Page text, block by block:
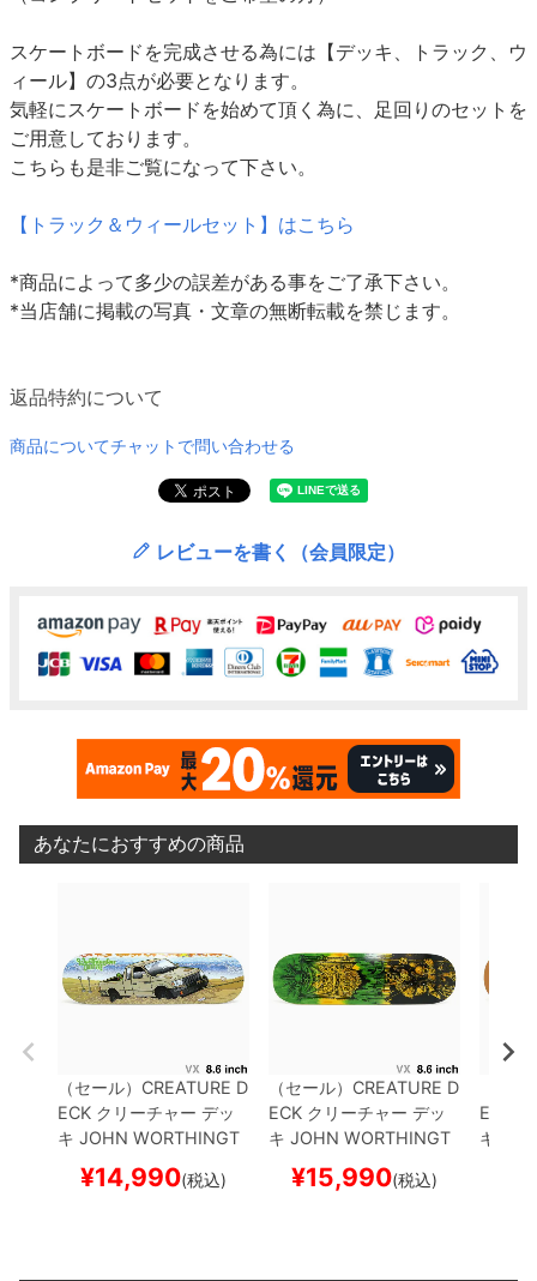
スケートボードを完成させる為には【デッキ、トラック、ウ
ィール】の3点が必要となります。
気軽にスケートボードを始めて頂く為に、足回りのセットを
ご用意しております。
こちらも是非ご覧になって下さい。
【トラック＆ウィールセット】はこちら
*商品によって多少の誤差がある事をご了承下さい。
*当店舗に掲載の写真・文章の無断転載を禁じます。
返品特約について
商品についてチャットで問い合わせる
レビューを書く（会員限定）
あなたにおすすめの商品
（セール） CREATURE D
ECK クリーチャー デッ
キ JOHN WORTHINGT
ONPARADISE VX 8.6
スケートボード スケボー
¥14,990(税込)
（セール） CREATURE D
ECK クリーチャー デッ
キ JOHN WORTHINGT
ONMESSENGER VX 8.
スケートボード スケボ
¥15,990(税込)
ECK
キ